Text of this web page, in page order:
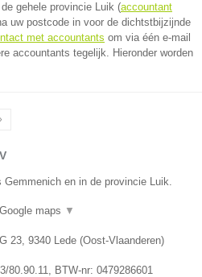
gehele provincie Luik (accountant
uw postcode in voor de dichtstbijzijnde
met accountants om via één e-mail
accountants tegelijk. Hieronder worden
Gemmenich en in de provincie Luik.
Google maps ▼
23, 9340 Lede (Oost-Vlaanderen)
80.90.11, BTW-nr: 0479286601